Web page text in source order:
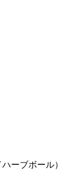
ーブボール）